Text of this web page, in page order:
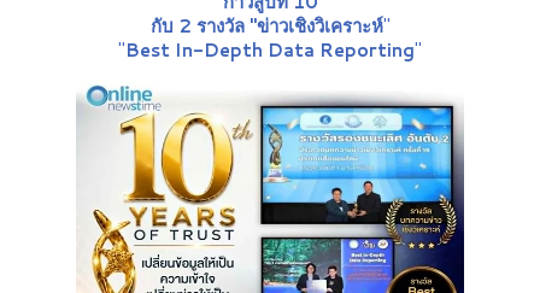
กับ 2 รางวัล "ข่าวเชิงวิเคราะห์"
"Best In-Depth Data Reporting"